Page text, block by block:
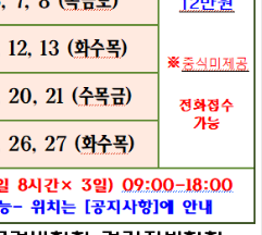
공지사항
공지사항
전국지방협회
원선거 공고 접